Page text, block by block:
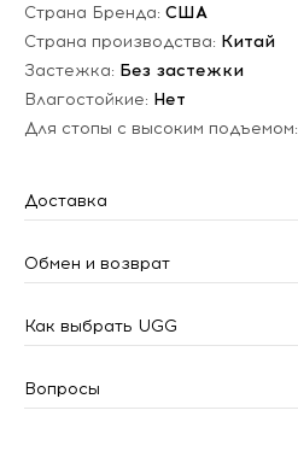
Страна Бренда: США
Страна производства: Китай
Застежка: Без застежки
Влагостойкие: Нет
Для стопы с высоким подъемом:
Доставка
Обмен и возврат
Как выбрать UGG
Вопросы